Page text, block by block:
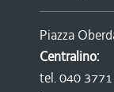
Piazza
Centralino:
tel. 040